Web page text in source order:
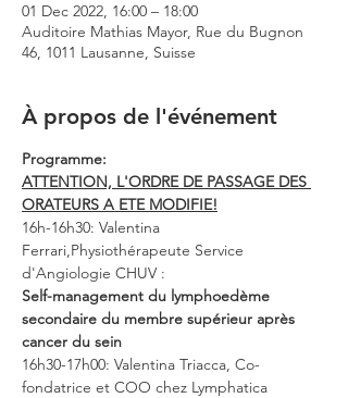
01 Dec 2022, 16:00 – 18:00
Auditoire Mathias Mayor, Rue du Bugnon
46, 1011 Lausanne, Suisse
À propos de l'événement
Programme:
ATTENTION, L'ORDRE DE PASSAGE DES
ORATEURS A ETE MODIFIE!
16h-16h30: Valentina
Ferrari,Physiothérapeute Service
d'Angiologie CHUV :
Self-management du lymphoedème
secondaire du membre supérieur après
cancer du sein
16h30-17h00: Valentina Triacca, Co-
fondatrice et COO chez Lymphatica